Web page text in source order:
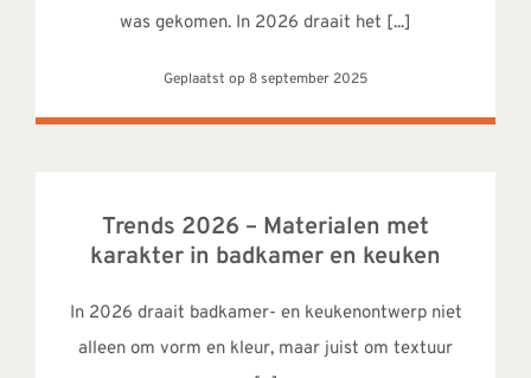
was gekomen. In 2026 draait het [...]
Geplaatst op 8 september 2025
Trends 2026 – Materialen met
karakter in badkamer en keuken
In 2026 draait badkamer- en keukenontwerp niet
alleen om vorm en kleur, maar juist om textuur